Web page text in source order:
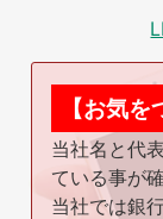
【お気を
当社名と代
ている事が
当社では銀